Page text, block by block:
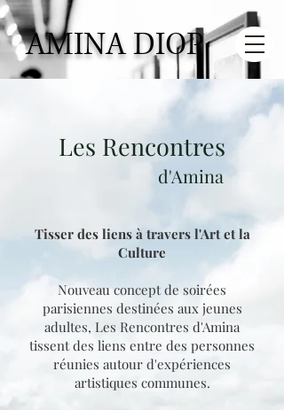
AMINA DIOP
Les Rencontres
d'Amina
Tisser des liens à travers l'Art et la
Culture
Nouveau concept de soirées
parisiennes destinées aux jeunes
adultes, Les Rencontres d'Amina
tissent des liens entre des personnes
réunies autour d'expériences
artistiques communes.